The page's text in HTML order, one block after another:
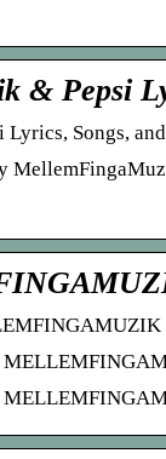
& Pepsi
Songs,